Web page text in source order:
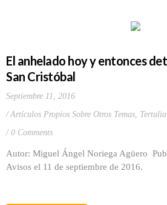
El anhelado hoy y entonces
San Cristóbal
Septiembre 11, 2016
Artículos Propios Sobre Otros Temas,
0 Comments
Autor: Miguel Ángel Noriega Agüero
Avisos el 11 de septiembre de 2016.